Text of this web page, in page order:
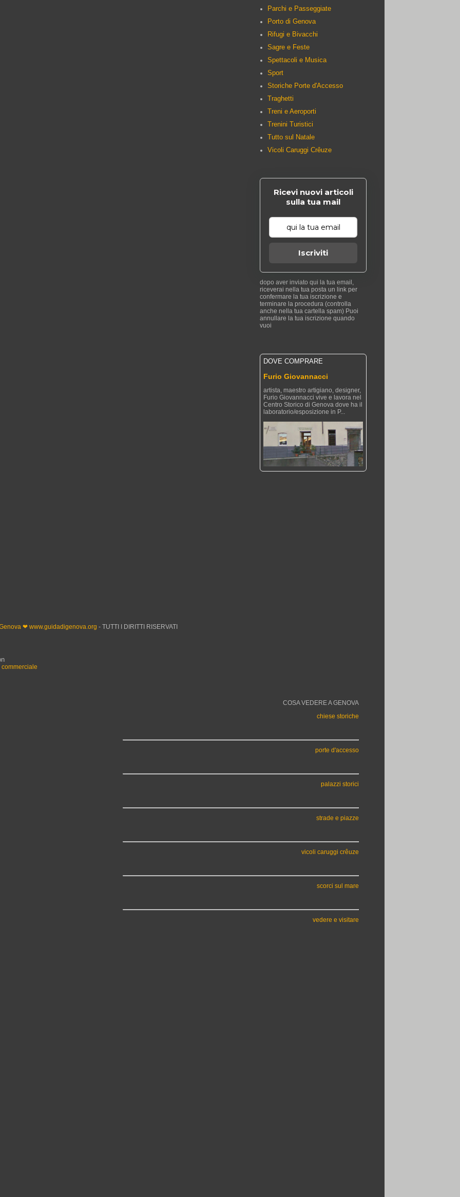
Parchi e Passeggiate
Porto di Genova
Rifugi e Bivacchi
Sagre e Feste
Spettacoli e Musica
Sport
Storiche Porte d'Accesso
Traghetti
Treni e Aeroporti
Trenini Turistici
Tutto sul Natale
Vicoli Caruggi Crêuze
Ricevi nuovi articoli
sulla tua mail
Iscriviti
dopo aver inviato qui la tua email,
riceverai nella tua posta un link per
confermare la tua iscrizione e
terminare la procedura (controlla
anche nella tua cartella spam) Puoi
annullare la tua iscrizione quando
vuoi
DOVE COMPRARE
Furio Giovannacci
artista, maestro artigiano, designer,
Furio Giovannacci vive e lavora nel
Centro Storico di Genova dove ha il
laboratorio/esposizione in P...
❤ www.guidadigenova.org - TUTTI I DIRITTI RISERVATI
COSA VEDERE A GENOVA
chiese storiche
porte d'accesso
palazzi storici
strade e piazze
vicoli caruggi crêuze
scorci sul mare
vedere e visitare